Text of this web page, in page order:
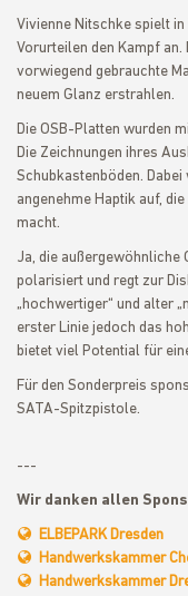
Vivienne Nitschke spielt
Vorurteilen den Kampf
vorwiegend gebrauchte
neuem Glanz erstrahlen.
Die OSB-Platten wurden
Die Zeichnungen ihres
Schubkastenböden.
angenehme Haptik auf,
macht.
Ja, die außergewöhnliche
polarisiert und regt zur
„hochwertiger“ und alter
erster Linie jedoch das
bietet viel Potential für
Für den Sonderpreis
SATA-Spitzpistole.
---
Wir danken allen
ELBEPARK Dresden
Handwerkskammer
Handwerkskammer